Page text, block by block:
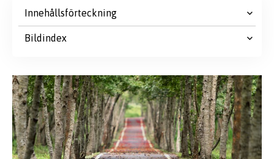
Innehållsförteckning
Bildindex